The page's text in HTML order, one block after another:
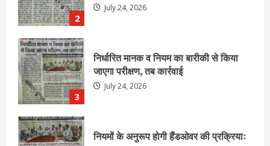
3
July 24, 2026
4
नियमों के अनुरूप होगी हैंडओवर की प्रक्रियाः
आयुक्त
July 24, 2026
हाई-रिस्क इमारतों के ओसी में बड़ा बदलाव,
निजीविशेषज्ञों की रिपोर्ट पर भी मिलेगा